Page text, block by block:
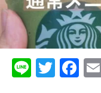
Li T
F